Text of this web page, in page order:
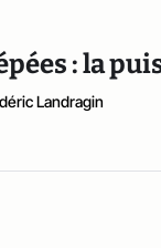
: la
Landragin